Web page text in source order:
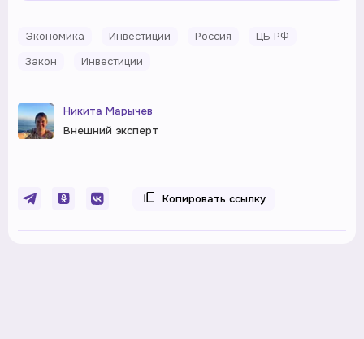
Экономика Инвестиции Россия
ЦБ РФ
Закон
Инвестиции
Никита Марычев
Внешний эксперт
Копировать ссылку